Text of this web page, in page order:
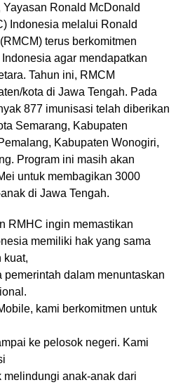
Ronald McDonald
Indonesia melalui Ronald
terus berkomitmen
agar mendapatkan
Tahun ini, RMCM
kota di Jawa Tengah. Pada
877 imunisasi telah diberikan
Semarang, Kabupaten
Kabupaten Wonogiri,
Program ini masih akan
untuk membagikan 3000
di Jawa Tengah.
RMHC ingin memastikan
memiliki hak yang sama
kuat,
pemerintah dalam menuntaskan
kami berkomitmen untuk
ke pelosok negeri. Kami
anak-anak dari